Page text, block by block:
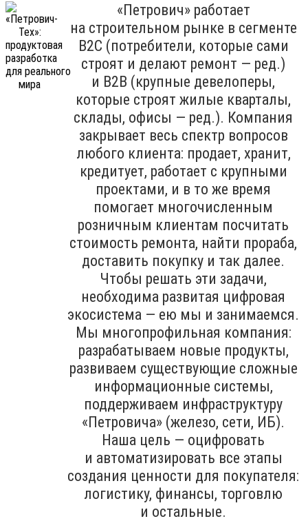
«Петрович» работает
на строительном рынке в сегменте
B2C (потребители, которые сами
строят и делают ремонт — ред.)
и B2B (крупные девелоперы,
которые строят жилые кварталы,
склады, офисы — ред.). Компания
закрывает весь спектр вопросов
любого клиента: продает, хранит,
кредитует, работает с крупными
проектами, и в то же время
помогает многочисленным
розничным клиентам посчитать
стоимость ремонта, найти прораба,
доставить покупку и так далее.
Чтобы решать эти задачи,
необходима развитая цифровая
экосистема — ею мы и занимаемся.
Мы многопрофильная компания:
разрабатываем новые продукты,
развиваем существующие сложные
информационные системы,
поддерживаем инфраструктуру
«Петровича» (железо, сети, ИБ).
Наша цель — оцифровать
и автоматизировать все этапы
создания ценности для покупателя:
логистику, финансы, торговлю
и остальные.